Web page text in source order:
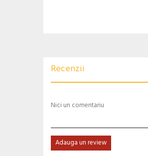
Recenzii
Nici un comentariu
Adauga un review